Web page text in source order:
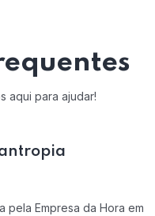
aqui para ajudar!
pela Empresa da Hora em